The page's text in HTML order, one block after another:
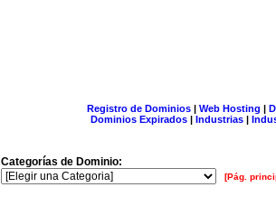
Registro de Dominios| Web Hosting |
Dominios Expirados | Industrias |
Categorías de Dominio:
[Pág.